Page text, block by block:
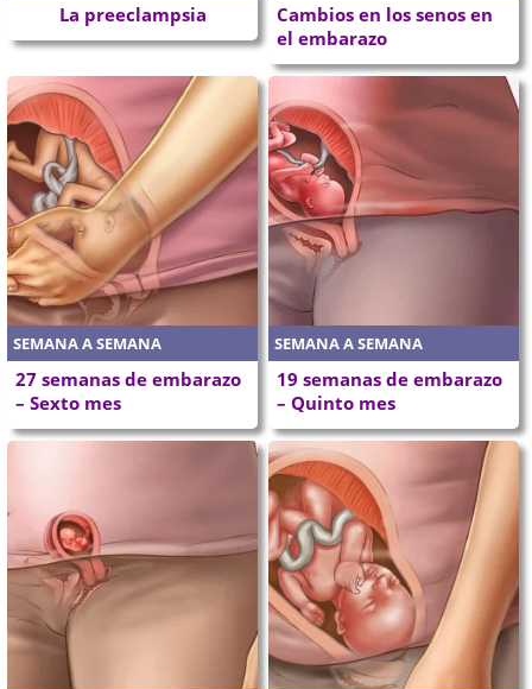
La preeclampsia
Cambios en los senos en
el embarazo
SEMANA A SEMANA
27 semanas de embarazo
– Sexto mes
SEMANA A SEMANA
19 semanas de embarazo
– Quinto mes